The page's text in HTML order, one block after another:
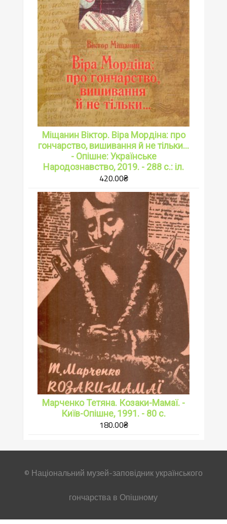
Міщанин Віктор. Віра Мордіна: про
гончарство, вишивання й не тільки...
- Опішне: Українське
Народознавство, 2019. - 288 с.: іл.
420.00₴
Марченко Тетяна. Козаки-Мамаї. -
Київ-Опішне, 1991. - 80 с.
180.00₴
© Національний музей-заповідник українського
гончарства в Опішному